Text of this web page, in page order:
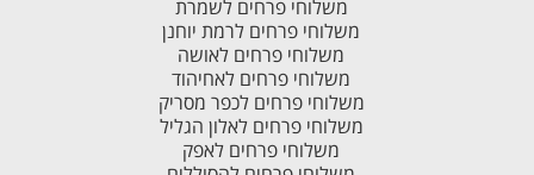
משלוחי פרחים לשמרת
משלוחי פרחים לרמת יוחנן
משלוחי פרחים לאושה
משלוחי פרחים לאחיהוד
משלוחי פרחים לכפר מסריק
משלוחי פרחים לאלון הגליל
משלוחי פרחים לאפק